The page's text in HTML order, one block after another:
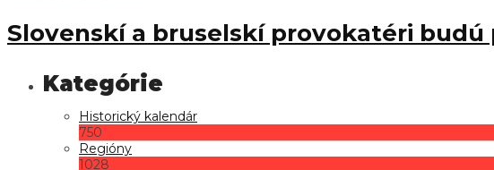
Slovenskí a bruselskí provokatéri
Historický kalendár
750
Regióny
1028